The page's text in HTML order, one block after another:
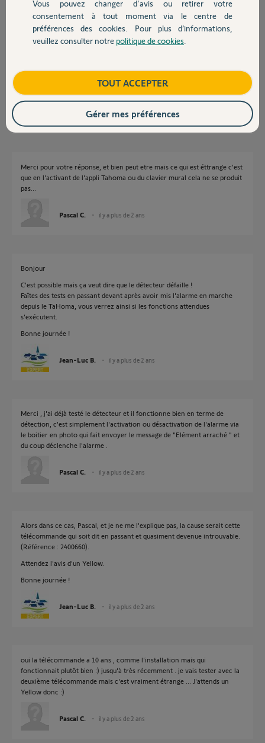
Devis avec un pro
Contact
Réponses
Le détecteur est défaillant.
Jean-Luc B. il y a plus de 2 ans
Merci pour votre réponse, et bien peut etre mais ce qui est éttrange c'est
que en l'activant de l'appli Tahoma ou du clavier mural cela ne se produit
pas...
Pascal C. il y a plus de 2 ans
Bonjour
C'est possible mais ça veut dire que le détecteur défaille !
Faîtes des tests en passant devant après avoir mis l'alarme en marche
depuis le TaHoma, vous verrez ainsi si les fonctions attendues
s'exécutent.
Bonne journée !
Jean-Luc B. il y a plus de 2 ans
Merci , j'ai déjà testé le détecteur et il fonctionne bien en terme de
détection, c'est simplement l'activation ou désactivation de l'alarme via
le boitier en photo qui fait envoyer le message de "Elément arraché " et
du coup déclenche l'alarme .
Pascal C. il y a plus de 2 ans
Alors dans ce cas, Pascal, et je ne me l'explique pas, la cause serait cette
télécommande qui soit dit en passant et quasiment devenue introuvable.
(Référence : 2400660).
Attendez l'avis d'un Yellow.
Bonne journée !
Jean-Luc B. il y a plus de 2 ans
oui la télécommande a 10 ans , comme l'installation mais qui
fonctionnait plutôt bien :) jusqu'à très récemment . je vais tester avec la
deuxième télécommande mais c'est vraiment étrange ... J'attends un
Yellow donc :)
Pascal C. il y a plus de 2 ans
Vous pouvez changer d'avis ou retirer votre
consentement à tout moment via le centre de
préférences des cookies. Pour plus d’informations,
veuillez consulter notre politique de cookies
TOUT ACCEPTER
Gérer mes préférences